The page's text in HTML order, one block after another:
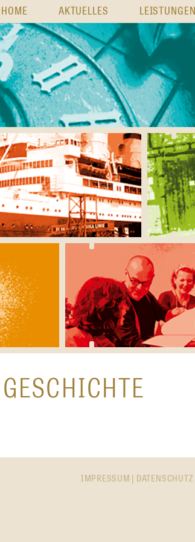
HOME AKTUELLES LEISTUNGEN
IMPRESSUM DATENSCHUTZ